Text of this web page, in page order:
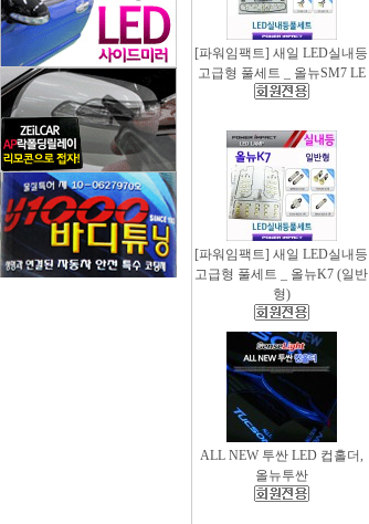
[파워임팩트] 새일 LED실내등
고급형 풀세트 _ 올뉴SM7 LE
[파워임팩트] 새일 LED실내등
고급형 풀세트 _ 올뉴K7 (일반
형)
ALL NEW 투싼 LED 컵홀더,
올뉴투싼